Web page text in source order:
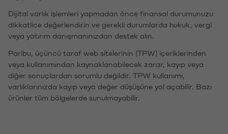
Dijital varlık işlemleri yapmadan önce finansal durumunuzu
dikkatlice değerlendirin ve gerekli durumlarda hukuk, vergi
veya yatırım danışmanınızdan destek alın.
Paribu, üçüncü taraf web sitelerinin (TPW) içeriklerinden
veya kullanımından kaynaklanabilecek zarar, kayıp veya
diğer sonuçlardan sorumlu değildir. TPW kullanımı,
varlıklarınızda kayıp veya değer düşüşüne yol açabilir. Bazı
ürünler tüm bölgelerde sunulmayabilir.